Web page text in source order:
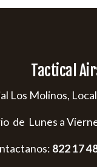
Tactical
Los Molinos,
de Lunes a
822 17